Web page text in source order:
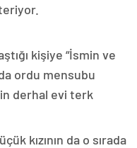
kişiye “İsmin ve
ordu mensubu
derhal evi terk
kızının da o sırada